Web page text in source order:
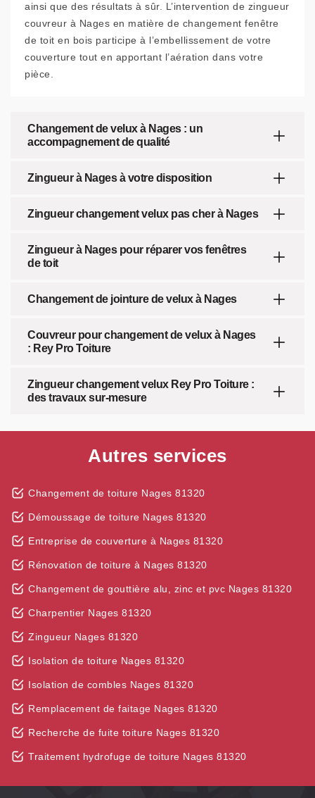
ainsi que des résultats à sûr. L’intervention de zingueur
couvreur à Nages en matière de changement fenêtre
de toit en bois participe à l’embellissement de votre
couverture tout en apportant l’aération dans votre
pièce.
Changement de velux à Nages : un
accompagnement de qualité
Zingueur à Nages à votre disposition
Zingueur changement velux pas cher à Nages
Zingueur à Nages pour réparer vos fenêtres
de toit
Changement de jointure de velux à Nages
Couvreur pour changement de velux à Nages
: Rey Pro Toiture
Zingueur changement velux Rey Pro Toiture :
des travaux sur-mesure
Autres services
Changement de toiture Nages 81320
Démoussage de toiture Nages 81320
Entreprise de couverture à Nages 81320
Rénovation de toiture à Nages 81320
Changement de gouttière alu, zinc et pvc Nages 81320
Charpentier Nages 81320
Zingueur Nages 81320
Isolation de toiture Nages 81320
Isolation de combles Nages 81320
Remplacement de faitage Nages 81320
Recherche de fuite toiture Nages 81320
Traitement hydrofuge de toiture Nages 81320